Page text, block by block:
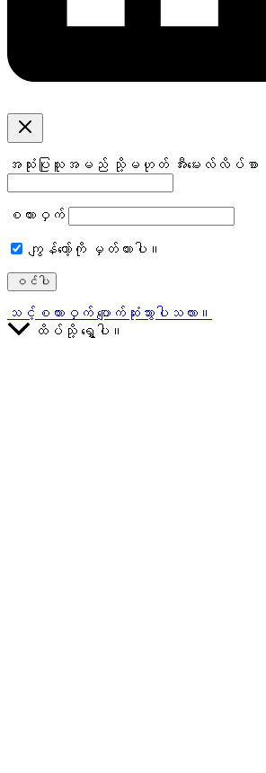
အသုံးပြုသူအမည် သို့မဟုတ် အီးမေးလ်လိပ်စာ
စကားဝှက်
ကျွန်တော့်ကို မှတ်ထားပါ။
သင့်စကားဝှက် ပျောက်ဆုံးသွားပါသလား။
ထိပ်သို့ ရွှေ့ပါ။